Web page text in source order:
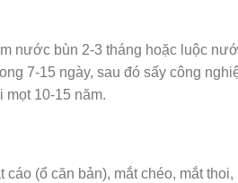
nước bùn 2-3 tháng hoặc luộc
7-15 ngày, sau đó sấy công
mọt 10-15 năm.
(ổ căn bản), mắt chéo, mắt thoi,